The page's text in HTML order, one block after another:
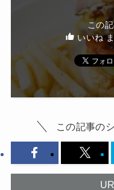
この
いいね
この記事の